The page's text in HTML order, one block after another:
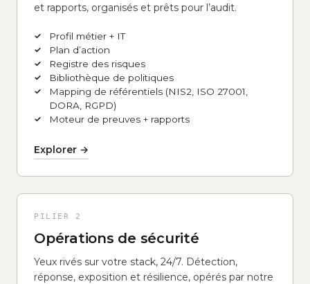
et rapports, organisés et prêts pour l’audit.
Profil métier + IT
Plan d’action
Registre des risques
Bibliothèque de politiques
Mapping de référentiels (NIS2, ISO 27001,
DORA, RGPD)
Moteur de preuves + rapports
Explorer →
PILIER 2
Opérations de sécurité
Yeux rivés sur votre stack, 24/7. Détection,
réponse, exposition et résilience, opérés par notre